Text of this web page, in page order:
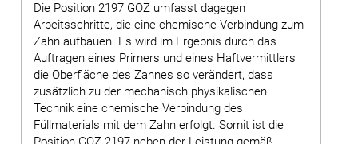
Die Position 2197 GOZ umfasst dagegen
Arbeitsschritte, die eine chemische Verbindung zum
Zahn aufbauen. Es wird im Ergebnis durch das
Auftragen eines Primers und eines Haftvermittlers
die Oberfläche des Zahnes so verändert, dass
zusätzlich zu der mechanisch physikalischen
Technik eine chemische Verbindung des
Füllmaterials mit dem Zahn erfolgt. Somit ist die